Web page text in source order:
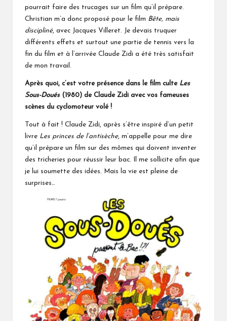
pourrait faire des trucages sur un film qu’il prépare.
Christian m’a donc proposé pour le film Bête, mais
discipliné, avec Jacques Villeret. Je devais truquer
différents effets et surtout une partie de tennis vers la
fin du film et à l’arrivée Claude Zidi a été très satisfait
de mon travail.
Après quoi, c’est votre présence dans le film culteLes
Sous-Doués (1980) de Claude Zidi avec vos fameuses
scènes du cyclomoteur volé !
Tout à fait ! Claude Zidi, après s’être inspiré d’un petit
livre Les princes de l’antisèche, m’appelle pour me dire
qu’il prépare un film sur des mômes qui doivent inventer
des tricheries pour réussir leur bac. Il me sollicite afin que
je lui soumette des idées. Mais la vie est pleine de
surprises…